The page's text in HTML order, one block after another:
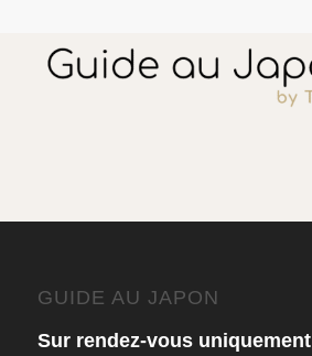
¥12,075
GUIDE AU JAPON
Sur rendez-vous uniquement